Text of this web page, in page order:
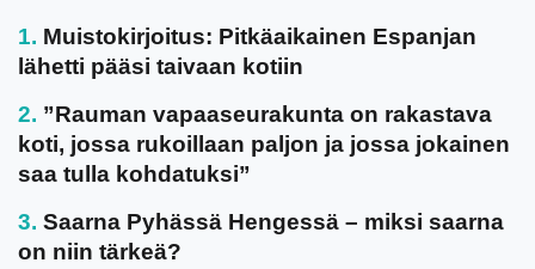
Muistokirjoitus: Pitkäaikainen Espanjan
lähetti pääsi taivaan kotiin
”Rauman vapaaseurakunta on rakastava
koti, jossa rukoillaan paljon ja jossa jokainen
saa tulla kohdatuksi”
Saarna Pyhässä Hengessä – miksi saarna
on niin tärkeä?